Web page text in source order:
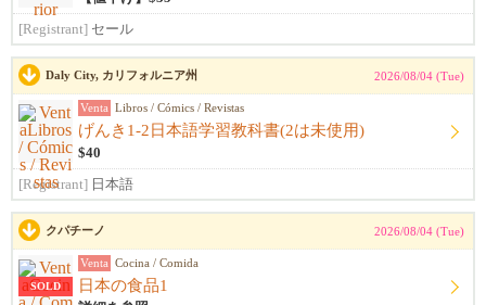
[Registrant] セール
Daly City, カリフォルニア州 2026/08/04 (Tue)
Venta Libros / Cómics / Revistas
げんき1-2日本語学習教科書(2は未使用)
$40
[Registrant] 日本語
クパチーノ 2026/08/04 (Tue)
SOLD
Venta Cocina / Comida
日本の食品1